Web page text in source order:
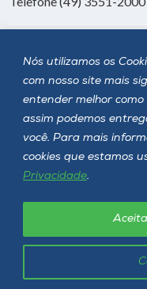
Nós utilizamos os
com nosso site mais
entender melhor
assim podemos
você. Para mais
cookies que estamos
Privacidade.
Siga a Unoesc
Unoesc © 2026 - Todos os
Política de privacidade